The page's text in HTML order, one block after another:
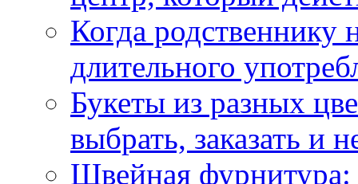
Когда
длительного
Букеты из разных
выбрать, заказать и
Швейная фурнитура: